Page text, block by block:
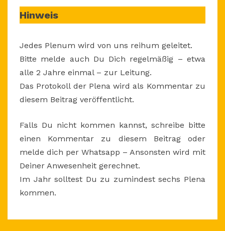
Hinweis
Jedes Plenum wird von uns reihum geleitet.
Bitte melde auch Du Dich regelmäßig – etwa
alle 2 Jahre einmal – zur Leitung.
Das Protokoll der Plena wird als Kommentar zu
diesem Beitrag veröffentlicht.
Falls Du nicht kommen kannst, schreibe bitte
einen Kommentar zu diesem Beitrag oder
melde dich per Whatsapp – Ansonsten wird mit
Deiner Anwesenheit gerechnet.
Im Jahr solltest Du zu zumindest sechs Plena
kommen.